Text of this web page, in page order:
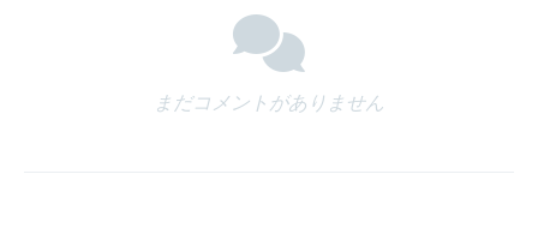
まだコメントがありません